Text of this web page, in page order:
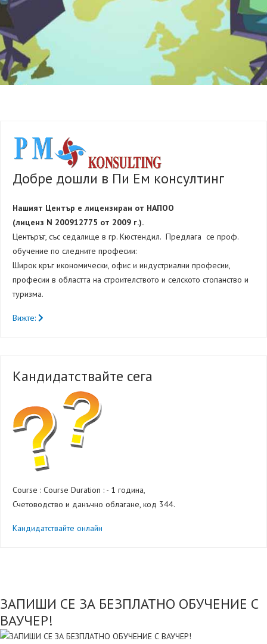
Добре дошли в Пи Ем консултинг
Нашият Център е лицензиран от НАПОО
(лиценз N 200912775 от 2009 г.).
Центърът, със седалище в гр. Кюстендил. Предлага се проф.
обучение по следните професии:
Широк кръг икономически, офис и индустриални професии,
професии в областта на строителството и селското стопанство и
туризма.
Вижте:
Кандидатствайте сега
Course : Course Duration : - 1 година,
Счетоводство и данъчно облагане, код 344.
Кандидатствайте онлайн
ЗАПИШИ СЕ ЗА БЕЗПЛАТНО ОБУЧЕНИЕ С
ВАУЧЕР!